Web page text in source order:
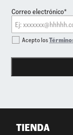
Correo electrónico*
Acepto los
TIENDA